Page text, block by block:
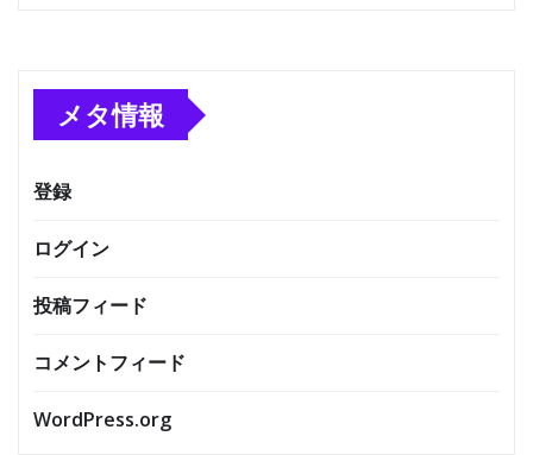
メタ情報
登録
ログイン
投稿フィード
コメントフィード
WordPress.org